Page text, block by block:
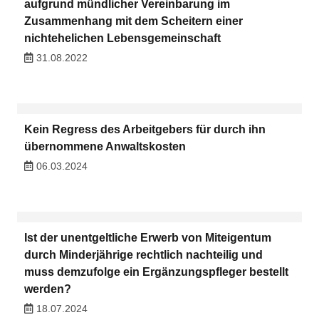
aufgrund mündlicher Vereinbarung im
Zusammenhang mit dem Scheitern einer
nichtehelichen Lebensgemeinschaft
31.08.2022
Kein Regress des Arbeitgebers für durch ihn
übernommene Anwaltskosten
06.03.2024
Ist der unentgeltliche Erwerb von Miteigentum
durch Minderjährige rechtlich nachteilig und
muss demzufolge ein Ergänzungspfleger bestellt
werden?
18.07.2024